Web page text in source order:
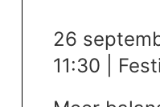
26
11:30 |